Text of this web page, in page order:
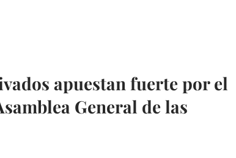
apuestan fuerte por el
General de las